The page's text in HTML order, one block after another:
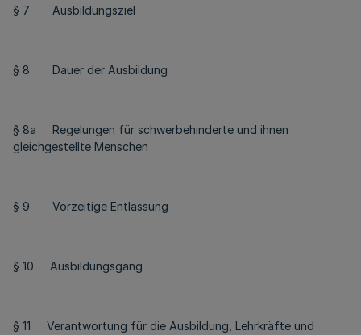
§ 7 Ausbildungsziel
§ 8 Dauer der Ausbildung
§ 8a Regelungen für schwerbehinderte und ihnen
gleichgestellte Menschen
§ 9 Vorzeitige Entlassung
§ 10 Ausbildungsgang
§ 11 Verantwortung für die Ausbildung, Lehrkräfte und